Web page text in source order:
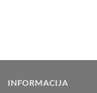
INFORMACIJA